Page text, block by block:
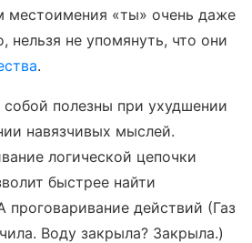
местоимения «ты» очень даже
нельзя не упомянуть, что они
.
полезны при ухудшении
навязчивых мыслей.
логической цепочки
быстрее найти
действий (Газ
Воду закрыла? Закрыла.)